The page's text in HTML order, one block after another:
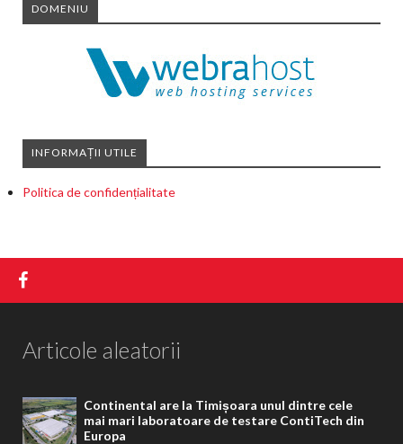
DOMENIU
INFORMAȚII UTILE
Politica de confidențialitate
Articole aleatorii
Continental are la Timișoara unul dintre cele
mai mari laboratoare de testare ContiTech din
Europa